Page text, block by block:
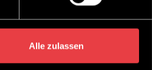
Alle zulassen
vermitteln. In einem unserer
Friseure Deutschlands. Melde